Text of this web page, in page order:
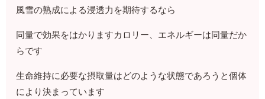
風雪の熟成による浸透力を期待するなら
同量で効果をはかりますカロリー、エネルギーは同量だか
らです
生命維持に必要な摂取量はどのような状態であろうと個体
により決まっています